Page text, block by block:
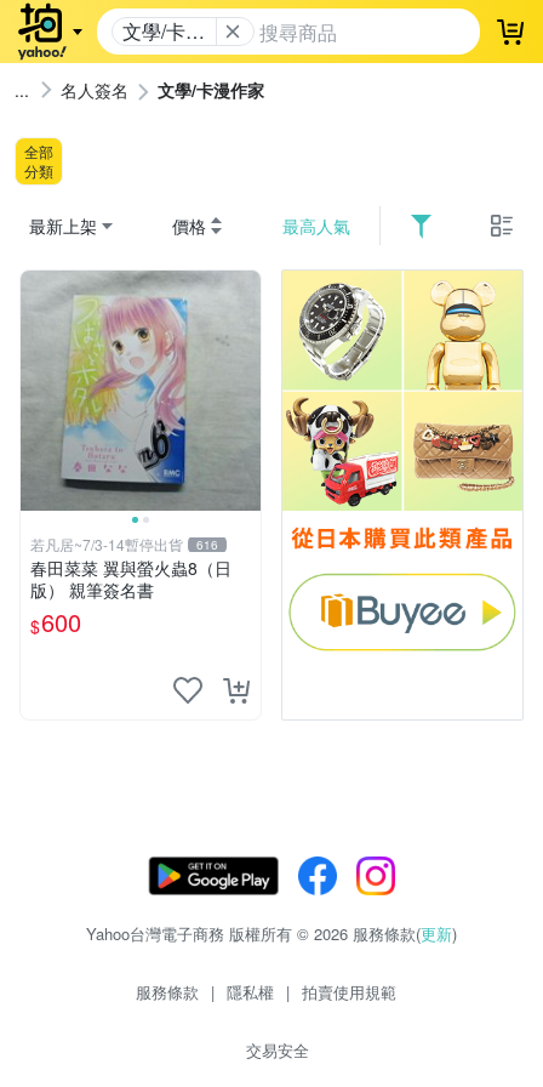
文學/卡漫
作家
登
名人簽名 文學/卡漫作家
全部
分類
最新上架 價格 最高人氣
若凡居~7/3-14暫停出貨 616
春田菜菜 翼與螢火蟲8（日
版） 親筆簽名書
$600
Yahoo台灣電子商務 版權所有 © 2026 服務條款(更新)
服務條款 | 隱私權 | 拍賣使用規範
交易安全